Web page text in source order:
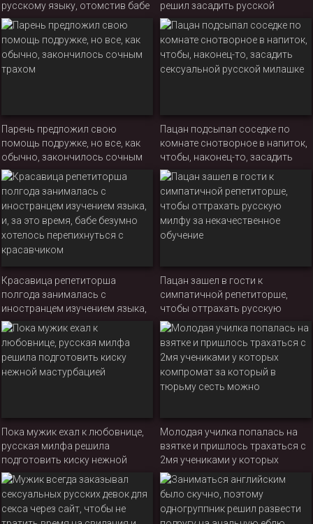
русскому языку, отомстив бабе
за её неподобающее поведение
решил засадить русской
подруге в очко
Парень предложил свою
помощь подружке, но все, как
обычно, закончилось сочным
трахом
Пацан подсыпал соседке по
комнате снотворное в напиток,
чтобы, наконец-то, засадить
сексуальной русской милашке
Красавица репетиторша
полгода занималась с
иностранцем изучением языка,
и, за это время, бабе безумно
хотелось перепихнуться с
красавчиком
Пацан зашел в гости к
симпатичной репетиторше,
чтобы оттрахать русскую
милфу за некачественное
обучение
Пока мужик ехал к любовнице,
русская милфа решила
подготовить киску нежной
мастурбацией
Молодая училка попалась на
взятке и пришлось трахаться с
2мя учениками у которых
компромат за который в
тюрьму сесть можно